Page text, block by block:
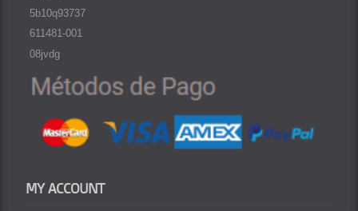
5b10q93737
611481-001
08jvdg
MY ACCOUNT